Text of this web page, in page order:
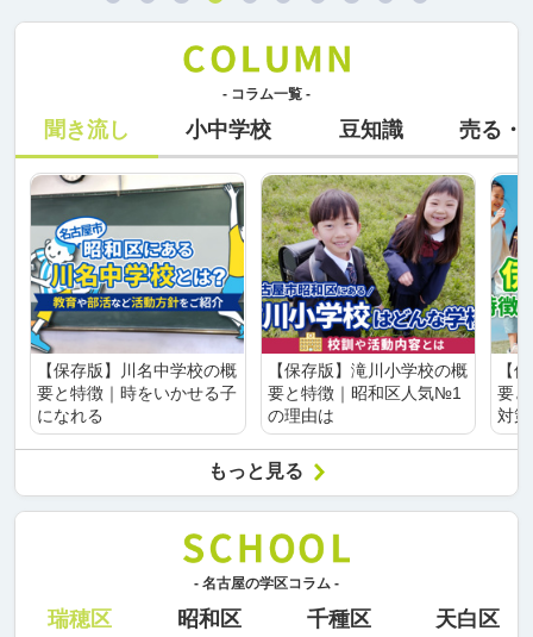
- コラム一覧 -
聞き流し 小中学校 豆知識 売る・
【保存版】川名中学校の概
要と特徴｜時をいかせる子
になれる
【保存版】滝川小学校の概
要と特徴｜昭和区人気№1
の理由は
【
要
対
もっと見る
- 名古屋の学区コラム -
瑞穂区 昭和区 千種区 天白区